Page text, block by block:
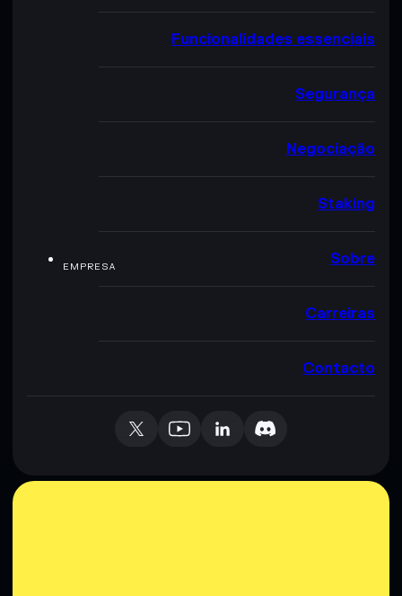
Funcionalidades essenciais
Segurança
Negociação
Staking
EMPRESA Sobre
Carreiras
Contacto